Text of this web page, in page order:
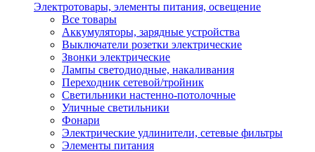
Электротовары, элементы питания, освещение
Все товары
Аккумуляторы, зарядные устройства
Выключатели розетки электрические
Звонки электрические
Лампы светодиодные, накаливания
Переходник сетевой/тройник
Светильники настенно-потолочные
Уличные светильники
Фонари
Электрические удлинители, сетевые фильтры
Элементы питания